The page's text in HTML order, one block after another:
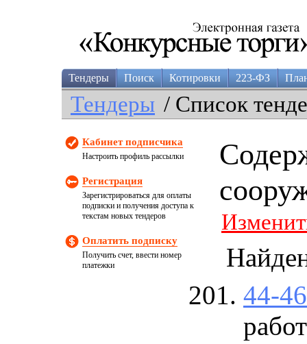
Тендеры Поиск Котировки 223-ФЗ
Тендеры / Список
Кабинет подписчика
Настроить профиль рассылки
Регистрация
Зарегистрироваться для оплаты
подписки и получения доступа к
текстам новых тендеров
Оплатить подписку
Получить счет, ввести номер
платежки
44-